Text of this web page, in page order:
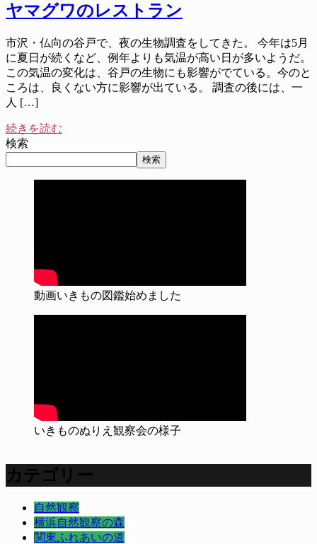
ヤマグワのレストラン
市沢・仏向の谷戸で、夜の生物調査をしてきた。 今年は5月
に夏日が続くなど、例年よりも気温が高い日が多いようだ。
この気温の変化は、谷戸の生物にも影響がでている。今のと
ころは、良くない方に影響が出ている。 調査の後には、一
人 […]
続きを読む
検索
検索
動画いきもの図鑑始めました
いきものぬりえ観察会の様子
カテゴリー
自然観察
横浜自然観察の森
関東ふれあいの道